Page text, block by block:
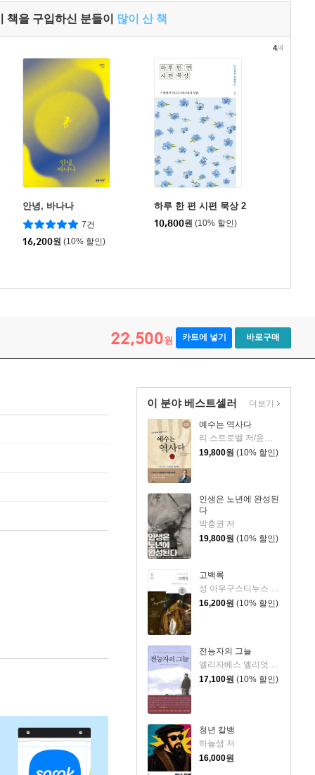
책을 구입하신 분들이 많이 산 책
안녕, 바나나
7건
16,200원 (10% 할인)
하루 한 편 시편 묵상 2
10,800원 (10% 할인)
4/4
22,500원 카트에 넣기 바로구매
이 분야 베스트셀러
예수는 역사다
19,800원 (10% 할인)
인생은 노년에 완성된
다
박충권 저
19,800원 (10% 할인)
고백록
성 아우구스티누스 저/박문재 역
16,200원 (10% 할인)
전능자의 그늘
엘리자베스 엘리엇 저/윤종석 역
17,100원 (10% 할인)
청년 칼뱅
하늘샘 저
16,000원
더보기